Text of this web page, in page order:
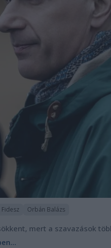
Fidesz Orbán Balázs
mert a szavazások